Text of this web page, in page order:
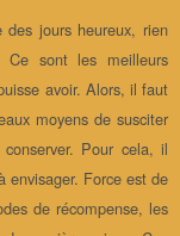
des jours heureux, rien
sont les meilleurs
avoir. Alors, il faut
moyens de susciter
Pour cela, il
envisager. Force est de
de récompense, les